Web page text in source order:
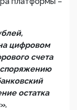
цифровом
счета
остатка